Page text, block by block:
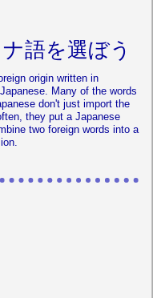
語を選ぼう
origin written in
Many of the words
don't just import the
they put a Japanese
two foreign words into a